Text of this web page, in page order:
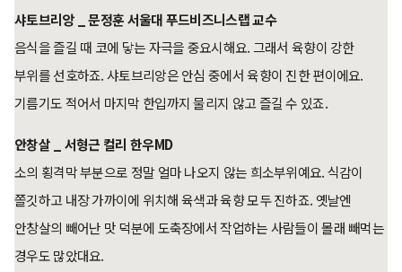
샤토브리앙 _ 문정훈 서울대 푸드비즈니스랩 교수
음식을 즐길 때 코에 닿는 자극을 중요시해요. 그래서 육향이 강한
부위를 선호하죠. 샤토브리앙은 안심 중에서 육향이 진한 편이에요.
기름기도 적어서 마지막 한입까지 물리지 않고 즐길 수 있죠.
안창살 _ 서형근 컬리 한우MD
소의 횡격막 부분으로 정말 얼마 나오지 않는 희소부위예요. 식감이
쫄깃하고 내장 가까이에 위치해 육색과 육향 모두 진하죠. 옛날엔
안창살의 빼어난 맛 덕분에 도축장에서 작업하는 사람들이 몰래 빼먹는
경우도 많았대요.